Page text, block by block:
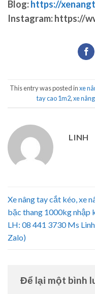
Blog:https://
Instagram:https://
This entry was posted inxe
tay cao 1m2,xe
LINH
Xe nâng tay cắt kéo, xe
bặc thang 1000kg nhập
LH: 08 441 3730 Ms
Zalo)
Để lại một bình